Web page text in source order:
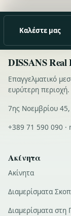
Καλέστε μας
DISSANS Real
Επαγγελματικό
ευρύτερη περιοχή.
7ης Νοεμβρίου
+389 71 590 090
Ακίνητα
Ακίνητα
Διαμερίσματα
Διαμερίσματα στη